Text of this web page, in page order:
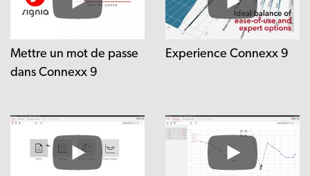
Mettre un mot de passe
dans Connexx 9
Experience Connexx 9